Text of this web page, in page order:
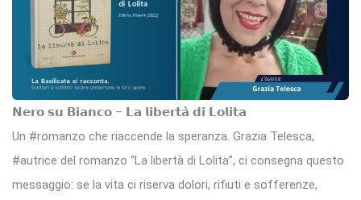
𝗡𝗲𝗿𝗼 𝘀𝘂 𝗕𝗶𝗮𝗻𝗰𝗼 – 𝗟𝗮 𝗹𝗶𝗯𝗲𝗿𝘁𝗮̀ 𝗱𝗶 𝗟𝗼𝗹𝗶𝘁𝗮
Un #romanzo che riaccende la speranza. Grazia Telesca,
#autrice del romanzo “La libertà di Lolita”, ci consegna questo
messaggio: se la vita ci riserva dolori, rifiuti e sofferenze,